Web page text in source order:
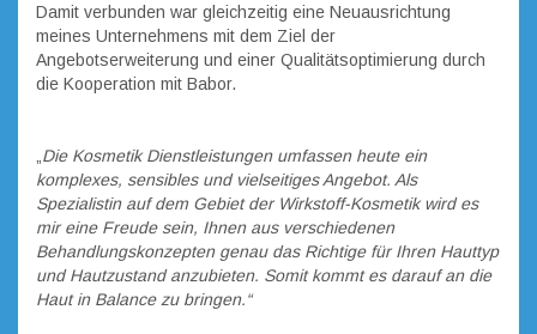
Damit verbunden war gleichzeitig eine Neuausrichtung
meines Unternehmens mit dem Ziel der
Angebotserweiterung und einer Qualitätsoptimierung durch
die Kooperation mit Babor.
Die Kosmetik Dienstleistungen umfassen heute ein
komplexes, sensibles und vielseitiges Angebot. Als
Spezialistin auf dem Gebiet der Wirkstoff-Kosmetik wird es
mir eine Freude sein, Ihnen aus verschiedenen
Behandlungskonzepten genau das Richtige für Ihren Hauttyp
und Hautzustand anzubieten. Somit kommt es darauf an die
Haut in Balance zu bringen.“